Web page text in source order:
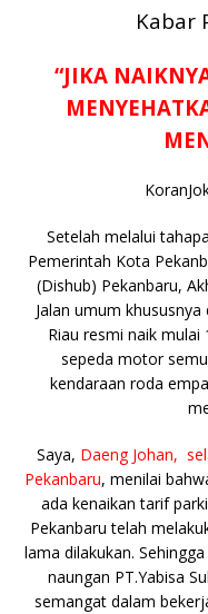
e
b
te
r
ai
l
Kabar
“JIKA
Setelah melalui
Pemerintah Kota
(Dishub) Pekanbaru,
Jalan umum
Riau resmi naik
sepeda motor
kendaraan roda
Saya, Daeng Johan,
Pekanbaru, menilai
ada kenaikan tarif
Pekanbaru telah
lama dilakukan.
naungan PT.Yabisa
semangat dalam